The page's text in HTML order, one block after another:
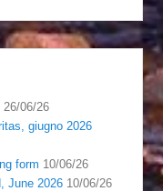
26/06/26
giugno 2026
form 10/06/26
June 2026 10/06/26